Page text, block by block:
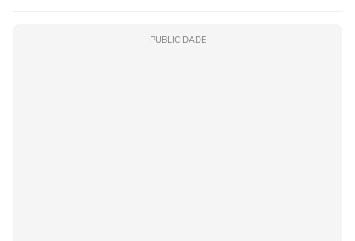
PUBLICIDADE